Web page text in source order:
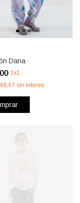
Dana
2x1
sin interés